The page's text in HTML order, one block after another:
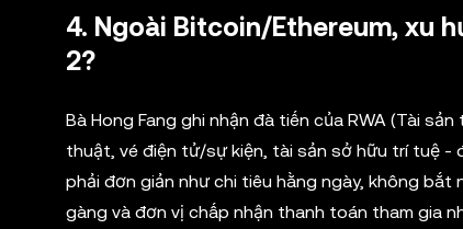
4. Ngoài Bitcoin/Ethereum, xu
2?
Bà Hong Fang ghi nhận đà tiến của RWA (Tài
thuật, vé điện tử/sự kiện, tài sản sở hữu trí tuệ -
phải đơn giản như chi tiêu hằng ngày, không bắt
gàng và đơn vị chấp nhận thanh toán tham gia